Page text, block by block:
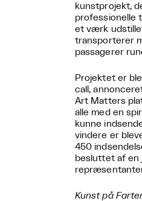
kunstprojekt,
professionelle
et værk
transporterer
passagerer
Projektet er
call,
Art Matters
alle med en
kunne
vindere er
450
besluttet af en
Kunst på